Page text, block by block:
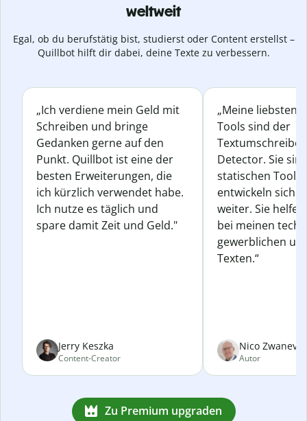
weltweit
Egal, ob du berufstätig bist, studierst oder Content erstellst –
Quillbot hilft dir dabei, deine Texte zu verbessern.
„Ich verdiene mein Geld mit
Schreiben und bringe
Gedanken gerne auf den
Punkt. Quillbot ist eine der
besten Erweiterungen, die
ich kürzlich verwendet habe.
Ich nutze es täglich und
spare damit Zeit und Geld."
Jerry Keszka
Content-Creator
„Meine liebsten
Tools sind der
Detector. Sie
statischen
entwickeln sich
weiter. Sie
bei meinen
gewerblichen
Texten.“
Nico
Autor
Zu Premium upgraden